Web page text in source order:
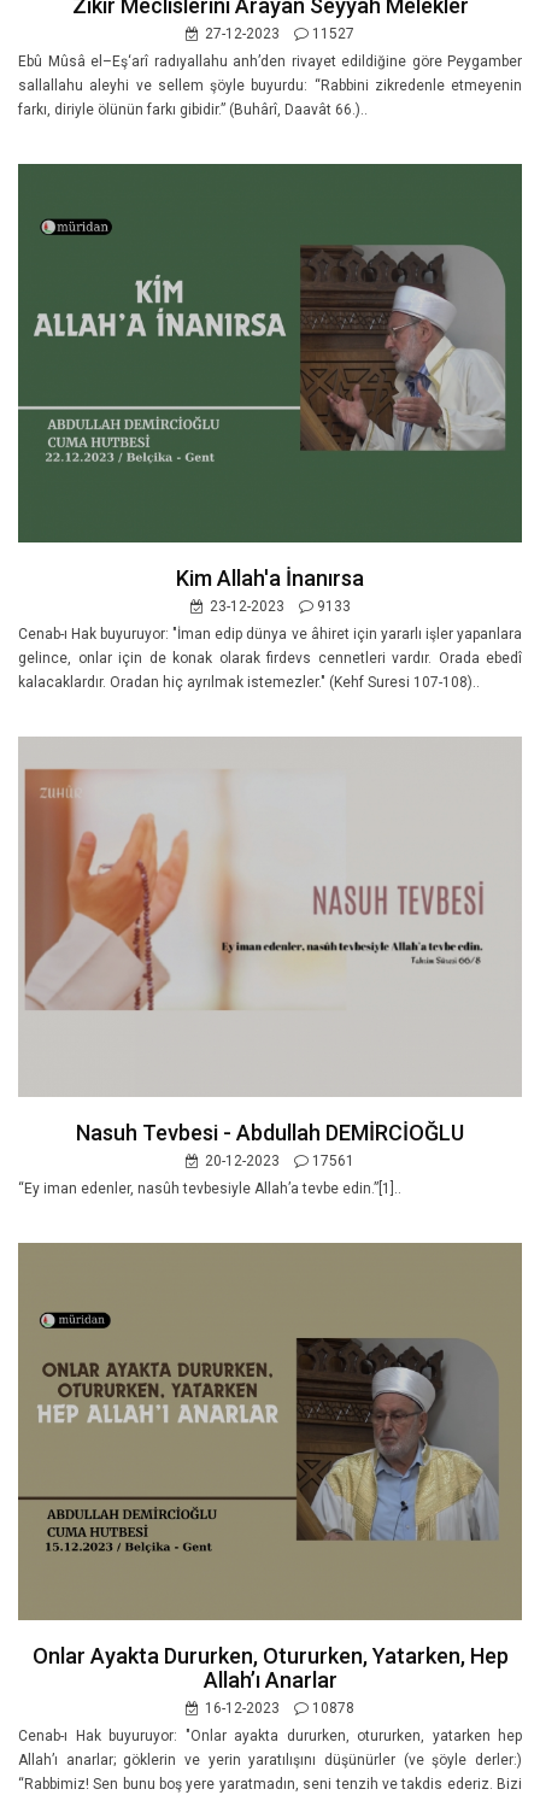
Zikir Meclislerini Arayan Seyyah Melekler
27-12-2023
11527
Ebû Mûsâ el–Eş‘arî radıyallahu anh’den rivayet edildiğine göre Peygamber
sallallahu aleyhi ve sellem şöyle buyurdu: “Rabbini zikredenle etmeyenin
farkı, diriyle ölünün farkı gibidir.” (Buhârî, Daavât 66.)..
Kim Allah'a İnanırsa
23-12-2023
9133
Cenab-ı Hak buyuruyor: "İman edip dünya ve âhiret için yararlı işler yapanlara
gelince, onlar için de konak olarak firdevs cennetleri vardır. Orada ebedî
kalacaklardır. Oradan hiç ayrılmak istemezler." (Kehf Suresi 107-108)..
Nasuh Tevbesi - Abdullah DEMİRCİOĞLU
20-12-2023
17561
“Ey iman edenler, nasûh tevbesiyle Allah’a tevbe edin.”[1]..
Onlar Ayakta Dururken, Otururken, Yatarken, Hep
Allah’ı Anarlar
16-12-2023
10878
Cenab-ı Hak buyuruyor: "Onlar ayakta dururken, otururken, yatarken hep
Allah’ı anarlar; göklerin ve yerin yaratılışını düşünürler (ve şöyle derler:)
“Rabbimiz! Sen bunu boş yere yaratmadın, seni tenzih ve takdis ederiz. Bizi